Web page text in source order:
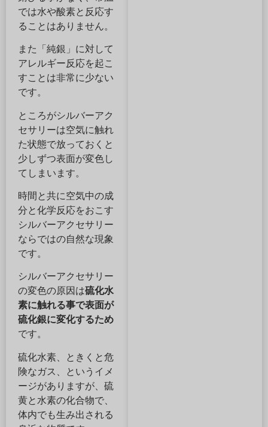
では水や酸素と反応す
ることはありません。
また「純銀」に対して
アレルギー反応を起こ
すことは非常に少ない
です。
ところがシルバーアク
セサリーは空気に触れ
た状態で放っておくと
少しずつ表面が変色し
てしまいます。
時間と共に空気中の成
分と化学反応をおこす
シルバーアクセサリー
ならではの自然な現象
です。
シルバーアクセサリー
の変色の原因は硫化水
素に触れる事で表面が
硫化銀に変化するため
です。
硫化水素、ときくと危
険なガス、というイメ
ージがありますが、硫
黄と水素の化合物で、
体内でも生み出される